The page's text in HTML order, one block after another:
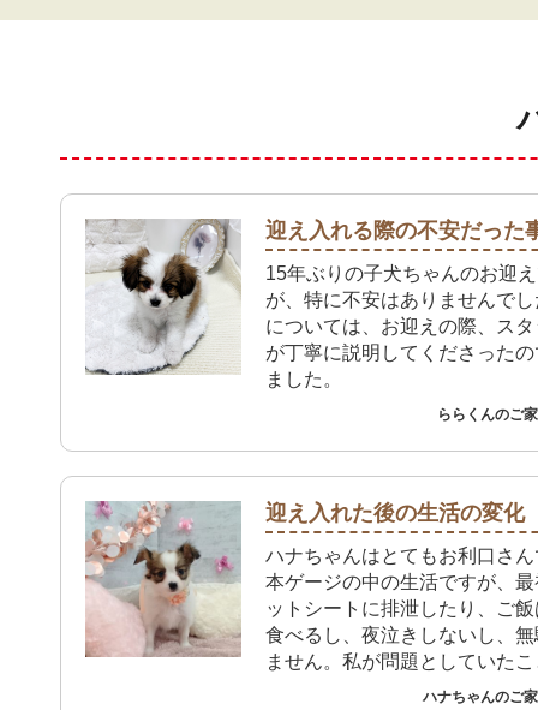
迎え入れる際の不安だった
15年ぶりの子犬ちゃんのお迎
が、特に不安はありませんで
については、お迎えの際、ス
が丁寧に説明してくださった
ました。
ららくんのご
迎え入れた後の生活の変化
ハナちゃんはとてもお利口さ
本ゲージの中の生活ですが、
ットシートに排泄したり、ご
食べるし、夜泣きしないし、
ません。私が問題としていた
問題もなく過ごしています。
ハナちゃんのご